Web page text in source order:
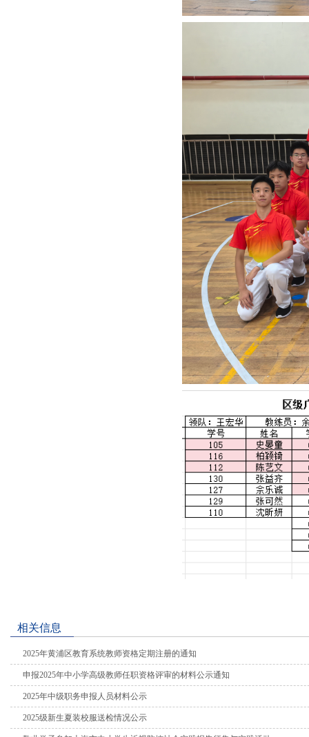
相关信息
2025年黄浦区教育系统教师资格定期注册的通知
申报2025年中小学高级教师任职资格评审的材料公示通知
2025年中级职务申报人员材料公示
2025级新生夏装校服送检情况公示